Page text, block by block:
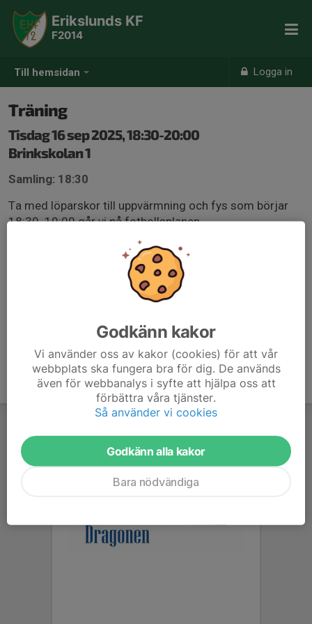
Till hemsidan Logga in
Erikslunds KF
F2014
Träning
Tisdag 16 sep 2025, 18:30-20:00
Brinkskolan 1
Samling: 18:30
Ta med löparskor till uppvärmning och fys som börjar
18:30. 19:00 går vi på fotbollsplanen.
Godkänn kakor
Vi använder oss av kakor (cookies) för att vår
webbplats ska fungera bra för dig. De används
även för webbanalys i syfte att hjälpa oss att
förbättra våra tjänster.
Så använder vi cookies
Godkänn alla kakor
Bara nödvändiga